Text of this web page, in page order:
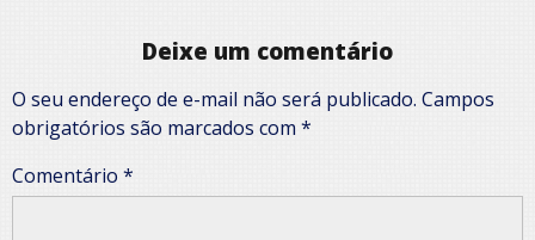
Deixe um comentário
O seu endereço de e-mail não será publicado. Campos
obrigatórios são marcados com *
Comentário *